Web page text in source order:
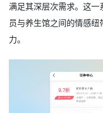
满足其深层次需求。这
员与养生馆之间的情感
力。